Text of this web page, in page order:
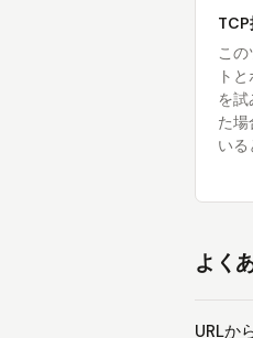
TCP
こ
ト
を
た場
いる
よく
URLか